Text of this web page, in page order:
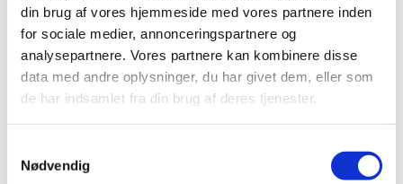
din brug af vores hjemmeside med vores partnere inden
for sociale medier, annonceringspartnere og
analysepartnere. Vores partnere kan kombinere disse
data med andre oplysninger, du har givet dem, eller som
de har indsamlet fra din brug af deres tjenester.
Nødvendig
|4. juni 2018|
Denne meddelelse indeholder information om sikker og
korrekt brug af udstyret.
EnTrust® and Escudo® VR/DR/AT ICDs
|29. juni 2018|
Denne meddelelse indeholder information om sikker og
korrekt brug af udstyret.